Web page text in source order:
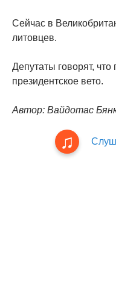
Сейчас в
литовцев.
Депутаты говорят, что
президентское вето.
Автор: Вайдотас